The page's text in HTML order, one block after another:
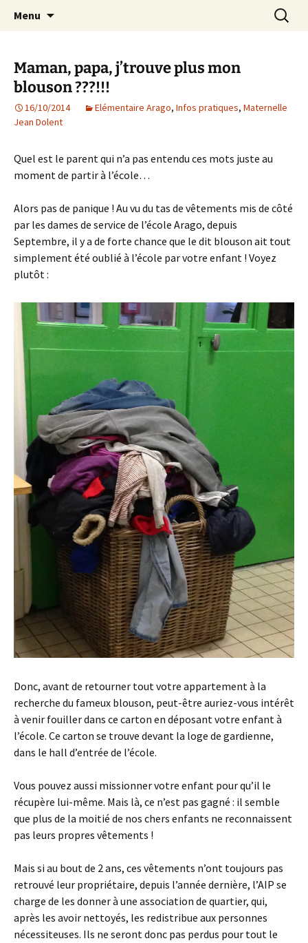
AIP Paris 14 – Association
Indépendante des Parents
d'élèves depuis 1981
Agit – s'Investit – Participe au service des
enfants du secteur scolaire Dolent-Arago-
Menu
Maman, papa, j’trouve plus mon
blouson ???!!!
16/10/2014 Elémentaire Arago, Infos pratiques, Maternelle
Jean Dolent
Quel est le parent qui n’a pas entendu ces mots juste au
moment de partir à l’école…
Alors pas de panique ! Au vu du tas de vêtements mis de côté
par les dames de service de l’école Arago, depuis
Septembre, il y a de forte chance que le dit blouson ait tout
simplement été oublié à l’école par votre enfant ! Voyez
plutôt :
Donc, avant de retourner tout votre appartement à la
recherche du fameux blouson, peut-être auriez-vous intérêt
à venir fouiller dans ce carton en déposant votre enfant à
l’école. Ce carton se trouve devant la loge de gardienne,
dans le hall d’entrée de l’école.
Vous pouvez aussi missionner votre enfant pour qu’il le
récupère lui-même. Mais là, ce n’est pas gagné : il semble
que plus de la moitié de nos chers enfants ne reconnaissent
pas leurs propres vêtements !
Mais si au bout de 2 ans, ces vêtements n’ont toujours pas
retrouvé leur propriétaire, depuis l’année dernière, l’AIP se
charge de les donner à une association de quartier, qui,
après les avoir nettoyés, les redistribue aux personnes
nécessiteuses. Ils ne seront donc pas perdus pour tout le